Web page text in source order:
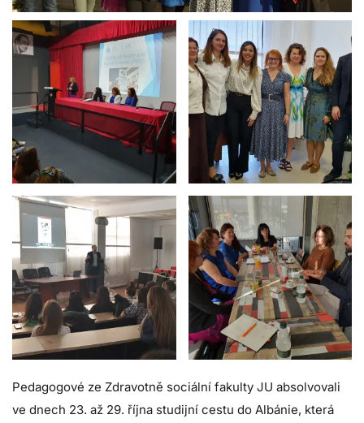
Pedagogové ze Zdravotně sociální fakulty JU absolvovali
ve dnech 23. až 29. října studijní cestu do Albánie, která